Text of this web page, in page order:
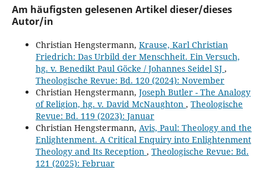
Am häufigsten gelesenen Artikel dieser/dieses
Autor/in
Christian Hengstermann, Krause, Karl Christian
Friedrich: Das Urbild der Menschheit. Ein Versuch,
hg. v. Benedikt Paul Göcke / Johannes Seidel SJ ,
Theologische Revue: Bd. 120 (2024): November
Christian Hengstermann, Joseph Butler - The Analogy
of Religion, hg. v. David McNaughton , Theologische
Revue: Bd. 119 (2023): Januar
Christian Hengstermann, Avis, Paul: Theology and the
Enlightenment. A Critical Enquiry into Enlightenment
Theology and Its Reception , Theologische Revue: Bd.
121 (2025): Februar